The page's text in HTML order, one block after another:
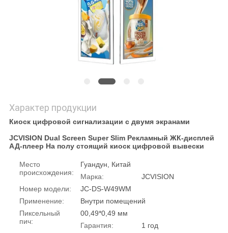
Характер продукции
Киоск цифровой сигнализации с двумя экранами
JCVISION Dual Screen Super Slim Рекламный ЖК-дисплей
АД-плеер На полу стоящий киоск цифровой вывески
Место
происхождения:
Гуандун, Китай
Марка:
JCVISION
Номер модели:
JC-DS-W49WM
Применение:
Внутри помещений
Пиксельный
пич:
00,49*0,49 мм
Гарантия:
1 год